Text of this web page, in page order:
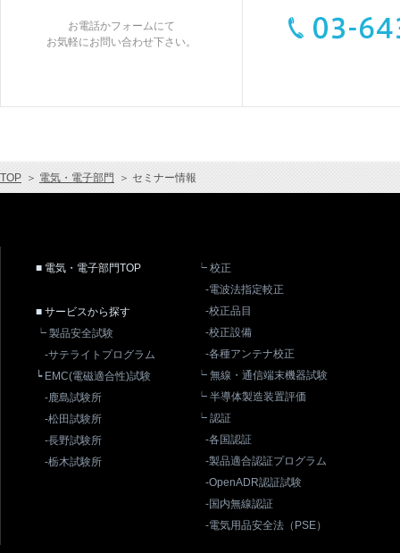
お電話かフォームにて
お気軽にお問い合わせ下さい。
TOP ＞ 電気・電子部門 ＞ セミナー情報
■ 電気・電子部門TOP
■ サービスから探す
┕ 製品安全試験
-サテライトプログラム
┕ EMC(電磁適合性)試験
-鹿島試験所
-松田試験所
-長野試験所
-栃木試験所
┕ 校正
-電波法指定較正
-校正品目
-校正設備
-各種アンテナ校正
┕ 無線・通信端末機器試験
┕ 半導体製造装置評価
┕ 認証
-各国認証
-製品適合認証プログラム
-OpenADR認証試験
-国内無線認証
-電気用品安全法（PSE）